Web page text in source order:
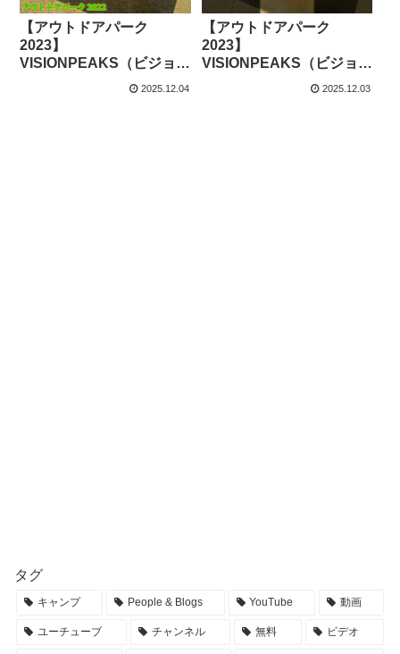
【アウトドアパーク
2023】
VISIONPEAKS（ビジョン
ピークス）タープ ルータ
2025.12.04
【アウトドアパーク
2023】
VISIONPEAKS（ビジョン
ピークス）タープ ルータ
2025.12.03
タグ
キャンプ People & Blogs YouTube 動画
ユーチューブ チャンネル 無料 ビデオ